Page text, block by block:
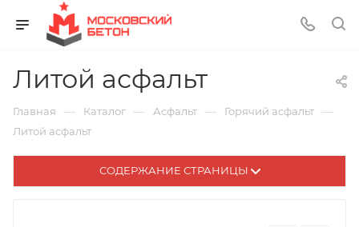
Литой асфальт
Главная — Каталог — Асфальт — Горячий асфальт —
Литой асфальт
СОДЕРЖАНИЕ СТРАНИЦЫ